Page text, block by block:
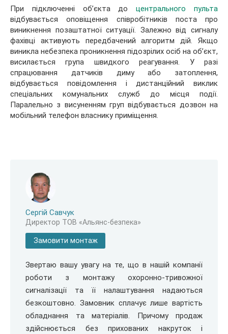
При підключенні об’єкта доцентрального пульта
відбувається оповіщення співробітників поста про
виникнення позаштатної ситуації. Залежно від сигналу
фахівці активують передбачений алгоритм дій. Якщо
виникла небезпека проникнення підозрілих осіб на об’єкт,
висилається група швидкого реагування. У разі
спрацювання датчиків диму або затоплення,
відбувається повідомлення і дистанційний виклик
спеціальних комунальних служб до місця події.
Паралельно з висуненням груп відбувається дозвон на
мобільний телефон власнику приміщення.
Сергій Савчук
Директор ТОВ «Альянс-безпека»
Замовити монтаж
Звертаю вашу увагу на те, що в нашій компанії
роботи з монтажу охоронно-тривожної
сигналізації та її налаштування надаються
безкоштовно. Замовник сплачує лише вартість
обладнання та матеріалів. Причому продаж
здійснюється без прихованих накруток і